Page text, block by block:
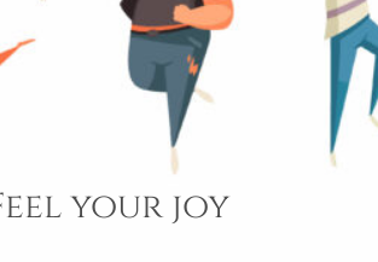
your joy